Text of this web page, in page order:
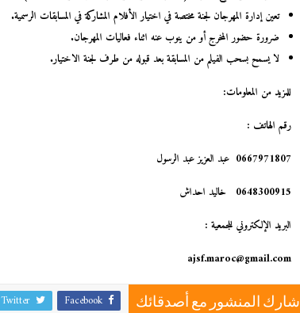
تعين إدارة المهرجان لجنة مختصة في اختيار الأفلام المشاركة في المسابقات الرسمية.
ضرورة حضور المخرج أو من ينوب عنه اثناء فعاليات المهرجان.
لايسمح بسحب الفيلم من المسابقة بعد قبوله من طرف لجنة الاختيار.
للمزيد من المعلومات:
رقم الهاتف :
0667971807 عبد العزيز عبد الرسول
0648300915 خاليد احداش
البريد الإلكتروني للجمعية :
ajsf.maroc@gmail.com
شارك المنشور مع أصدقائك Facebook
Twitter